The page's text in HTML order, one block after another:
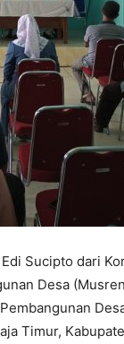
Sucipto dari
Desa
Timur,